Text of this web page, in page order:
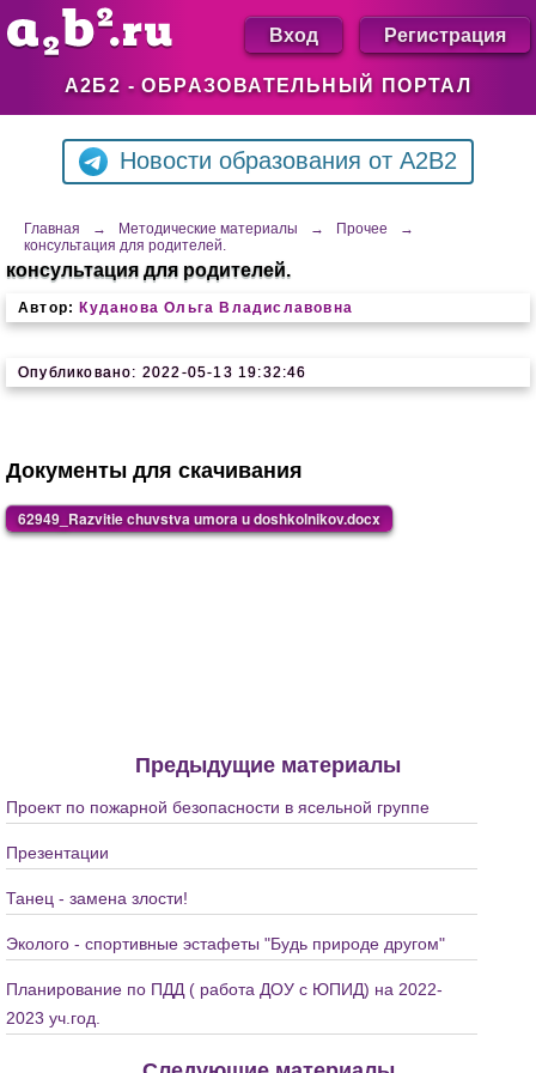
А2Б2 - ОБРАЗОВАТЕЛЬНЫЙ ПОРТАЛ
Вход Регистрация
Новости образования от A2B2
Главная → Методические материалы → Прочее
→
консультация для родителей.
консультация для родителей.
Автор: Куданова Ольга Владиславовна
Опубликовано: 2022-05-13 19:32:46
Документы для скачивания
62949_Razvitie chuvstva umora u doshkolnikov.docx
Предыдущие материалы
Проект по пожарной безопасности в ясельной группе
Презентации
Танец - замена злости!
Эколого - спортивные эстафеты "Будь природе другом"
Планирование по ПДД ( работа ДОУ с ЮПИД) на 2022-
2023 уч.год.